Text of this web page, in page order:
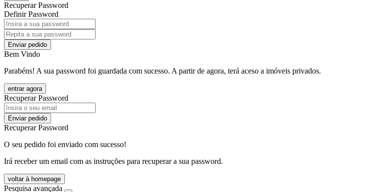
Recuperar Password
Definir Password
Enviar pedido
Bem Vindo
Parabéns! A sua password foi guardada com sucesso. A partir de agora, terá aceso a imóveis privados.
entrar agora
Recuperar Password
Enviar pedido
Recuperar Password
O seu pedido foi enviado com sucesso!
Irá receber um email com as instruções para recuperar a sua password.
voltar à homepage
Pesquisa avançada